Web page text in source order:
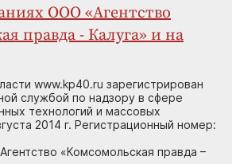
ООО «Агентство
правда - Калуга» и на
www.kp40.ru зарегистрирован
службой по надзору в сфере
технологий и массовых
2014 г. Регистрационный номер:
«Комсомольская правда –